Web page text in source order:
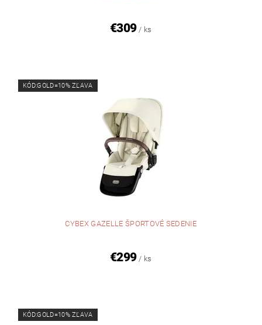
€309 / ks
KÓD:GOLD=10% ZĽAVA
CYBEX GAZELLE ŠPORTOVÉ SEDENIE
€299 / ks
KÓD:GOLD=10% ZĽAVA